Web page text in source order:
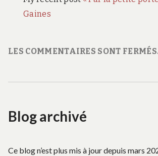
Gaines
LES COMMENTAIRES SONT
Blog archivé
Ce blog n’est plus mis à jour depuis mars